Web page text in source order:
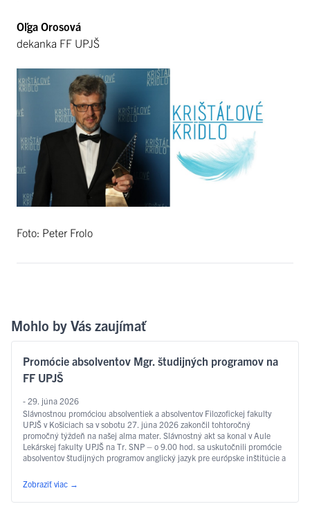
Oľga Orosová
dekanka FF UPJŠ
Foto: Peter Frolo
Mohlo by Vás zaujímať
Promócie absolventov Mgr. študijných programov na
FF UPJŠ
- 29. júna 2026
Slávnostnou promóciou absolventiek a absolventov Filozofickej fakulty
UPJŠ v Košiciach sa v sobotu 27. júna 2026 zakončil tohtoročný
promočný týždeň na našej alma mater. Slávnostný akt sa konal v Aule
Lekárskej fakulty UPJŠ na Tr. SNP – o 9.00 hod. sa uskutočnili promócie
absolventov študijných programov anglický jazyk pre európske inštitúcie a
Čítať ďalej
Zobraziť viac →